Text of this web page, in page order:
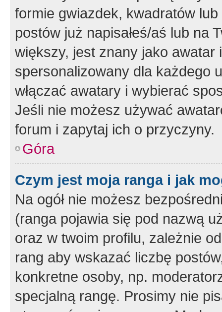
formie gwiazdek, kwadratów
postów już napisałeś/aś lub na
większy, jest znany jako
spersonalizowany dla każdego
włączać awatary i wybierać
Jeśli nie możesz używać
forum i zapytaj ich o przyczyny.
Góra
Czym jest moja ranga i jak
Na ogół nie możesz
(ranga pojawia się pod nazwą
oraz w twoim profilu, zależnie
rang aby wskazać liczbę
konkretne osoby, np.
specjalną rangę. Prosimy nie